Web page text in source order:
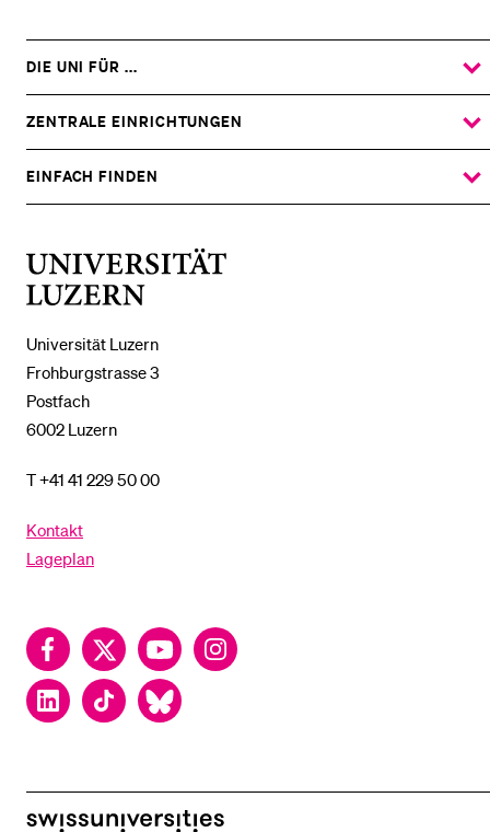
Universität Luzern
Frohburgstrasse 3
Postfach
6002 Luzern
T +41 41 229 50 00
Kontakt
Lageplan
FacebookTwitter YouTubeInstagram
LinkedInTikTok Bluesky
DIE UNI FÜR ...
ZEIGE
DAS
UNTERMENÜ
ZENTRALE EINRICHTUNGEN
ZEIGE
DAS
UNTERMENÜ
EINFACH FINDEN
ZEIGE
DAS
swissuniversities